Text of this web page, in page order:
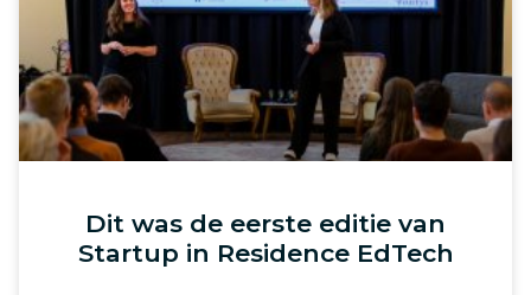
Dit was de eerste editie van
Startup in Residence EdTech